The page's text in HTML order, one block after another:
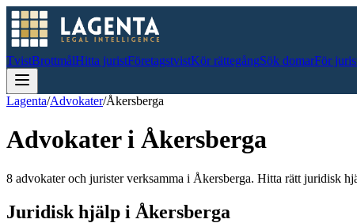
TvistBrottmålHitta juristFöretagstvistKör rättegångSök domarFör
Lagenta/Advokater/Åkersberga
Advokater i Åkersberga
8 advokater och jurister verksamma i Åkersberga. Hitta rätt juridisk
Juridisk hjälp i Åkersberga